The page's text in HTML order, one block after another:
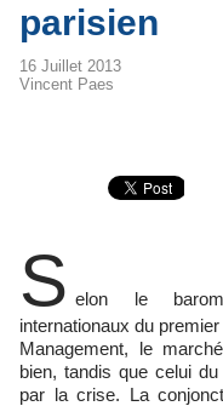
parisien
16 Juillet 2013
Vincent Paes
S elon le
internationaux du
Management, le
bien, tandis que celui
par la crise. La